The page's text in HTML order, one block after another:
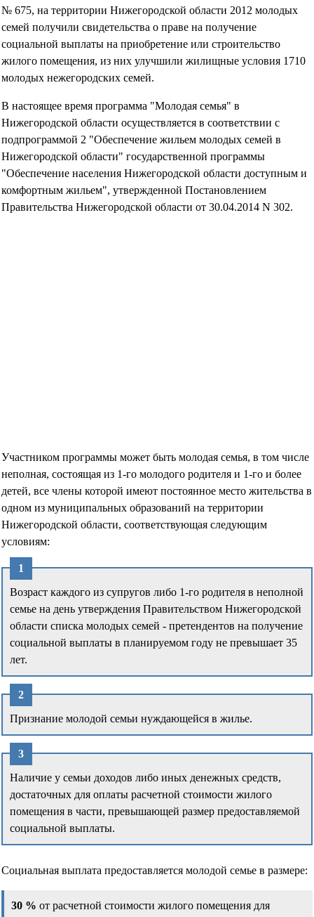
№ 675, на территории Нижегородской области 2012 молодых
семей получили свидетельства о праве на получение
социальной выплаты на приобретение или строительство
жилого помещения, из них улучшили жилищные условия 1710
молодых нежегородских семей.
В настоящее время программа "Молодая семья" в
Нижегородской области осуществляется в соответствии с
подпрограммой 2 "Обеспечение жильем молодых семей в
Нижегородской области" государственной программы
"Обеспечение населения Нижегородской области доступным и
комфортным жильем", утвержденной Постановлением
Правительства Нижегородской области от 30.04.2014 N 302.
Участником программы может быть молодая семья, в том числе
неполная, состоящая из 1-го молодого родителя и 1-го и более
детей, все члены которой имеют постоянное место жительства в
одном из муниципальных образований на территории
Нижегородской области, соответствующая следующим
условиям:
Возраст каждого из супругов либо 1-го родителя в неполной
семье на день утверждения Правительством Нижегородской
области списка молодых семей - претендентов на получение
социальной выплаты в планируемом году не превышает 35
лет.
Признание молодой семьи нуждающейся в жилье.
Наличие у семьи доходов либо иных денежных средств,
достаточных для оплаты расчетной стоимости жилого
помещения в части, превышающей размер предоставляемой
социальной выплаты.
Социальная выплата предоставляется молодой семье в размере:
30 % от расчетной стоимости жилого помещения для